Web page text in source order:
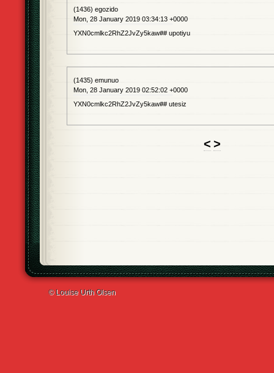
(1436) egozido
Mon, 28 January 2019 03:34:13 +0000
YXN0cmlkc2RhZ2JvZy5kaw## upotiyu
(1435) emunuo
Mon, 28 January 2019 02:52:02 +0000
YXN0cmlkc2RhZ2JvZy5kaw## utesiz
< >
© Louise Urth Olsen